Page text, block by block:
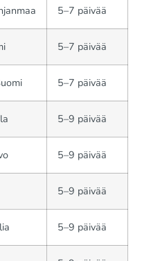
5–7 päivää
5–7 päivää
5–7 päivää
5–9 päivää
5–9 päivää
5–9 päivää
5–9 päivää